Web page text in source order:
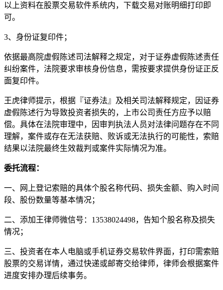
以上资料在股票交易软件系统内，下载交易对账明细打印即
可。
3、身份证复印件；
依据最高院虚假陈述司法解释之规定，对于证券虚假陈述责任
纠纷案件，法院要求审核身份信息，需按要求提供身份证正反
面复印件。
王虎律师提示，根据『证券法』及相关司法解释规定，因证券
虚假陈述行为导致投资者损失的，上市公司责任方应予以赔
偿。具体在法院审理中，因审判执法人员对法律问题存在不同
理解，案件或存在无法获赔、败诉或无法执行的可能性，索赔
结果以法院最终生效裁判或案件实际情况为准。
委托流程：
一、网上登记索赔的具体个股名称代码、损失金额、购入时间
段、股份数量等基本情况；
二、添加王律师微信号：13538024498，告知个股名称及损失
情况；
三、投资者在本人电脑或手机证券交易软件界面，打印需索赔
股票的交易详情，通过快递或邮寄交给律师，律师会根据案件
进度安排办理后续事务。